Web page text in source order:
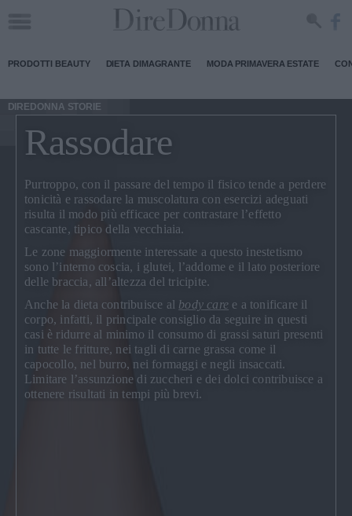
PRODOTTI BEAUTY DIETA DIMAGRANTE MODA PRIMAVERA ESTATE
DIREDONNA STORIE
Rassodare
Purtroppo, con il passare del tempo il fisico tende a perdere
tonicità e rassodare la muscolatura con esercizi adeguati
risulta il modo più efficace per contrastare l’effetto
cascante, tipico della vecchiaia.
Le zone maggiormente interessate a questo inestetismo
sono l’interno coscia, i glutei, l’addome e il lato posteriore
delle braccia, all’altezza del tricipite.
Anche la dieta contribuisce al body care e a tonificare il
corpo, infatti, il principale consiglio da seguire in questi
casi è ridurre al minimo il consumo di grassi saturi presenti
in tutte le fritture, nei tagli di carne grassa come il
capocollo, nel burro, nei formaggi e negli insaccati.
Limitare l’assunzione di zuccheri e dei dolci contribuisce a
ottenere risultati in tempi più brevi.